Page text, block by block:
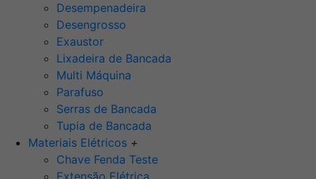
Desempenadeira
Desengrosso
Exaustor
Lixadeira de Bancada
Multi Máquina
Parafuso
Serras de Bancada
Tupia de Bancada
Materiais Elétricos +
Chave Fenda Teste